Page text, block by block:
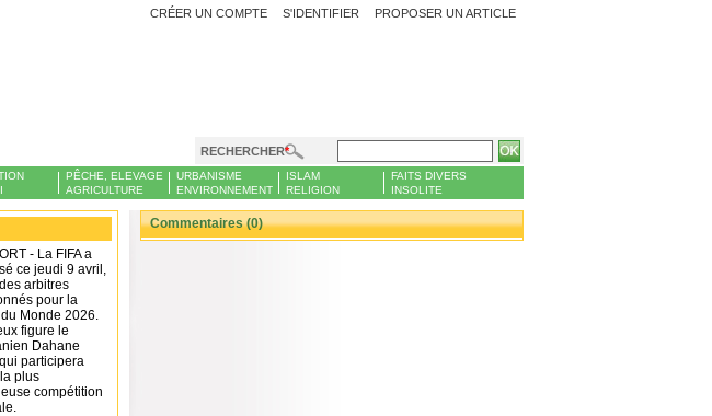
PROPOSER UN ARTICLE
CRÉER UN COMPTE S'IDENTIFIER
RECHERCHER
PÊCHE, ELEVAGE
AGRICULTURE
URBANISME
ENVIRONNEMENT
ISLAM
RELIGION
FAITS DIVERS
INSOLITE
- La FIFA a
ce jeudi 9 avril,
arbitres
pour la
Monde 2026.
figure le
Dahane
participera
plus
compétition
Commentaires (0)